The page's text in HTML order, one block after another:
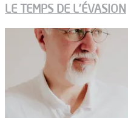
LE TEMPS DE L’ÉVASION